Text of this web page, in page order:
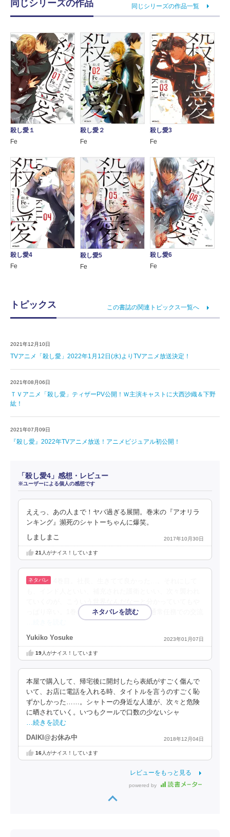
同じシリーズの作品 同じシリーズの作品一覧
殺し愛１
Fe
殺し愛２
Fe
殺し愛3
Fe
殺し愛4
Fe
殺し愛5
Fe
殺し愛6
Fe
トピックス この書誌の関連トピックス一覧へ
2021年12月10日
TVアニメ「殺し愛」2022年1月12日(水)よりTVアニメ放送決定！
2021年08月06日
ＴＶアニメ「殺し愛」ティザーPV公開！Ｗ主演キャストに大西沙織＆下野
紘！
2021年07月09日
『殺し愛』2022年TVアニメ放送！アニメビジュアル初公開！
「殺し愛4」感想・レビュー
※ユーザーによる個人の感想です
ええっ、あの人まで！ヤバ過ぎる展開。巻末の『アオリラ
ンキング』瀕死のシャトーちゃんに爆笑。
しましまこ 2017年10月30日
21 人がナイス！しています
っぱり辛い。1巻のシャトーとリャンハの通常任務での交流
Yukiko Yosuke 2023年01月07日
19人がナイス！しています
本屋で購入して、帰宅後に開封したら表紙がすごく傷んで
いて、お店に電話を入れる時、タイトルを言うのすごく恥
ずかしかった……。シャトーの身近な人達が、次々と危険
に晒されていく。いつもクールで口数の少ないシャ
…続きを読む
DAIKI@お休み中 2018年12月04日
16人がナイス！しています
レビューをもっと見る
powered by